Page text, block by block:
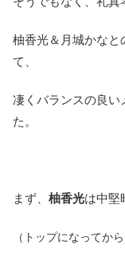
柚香光＆月城かなと
て、
凄くバランスの良い
た。
まず、 柚香光は中堅
（トップになってか